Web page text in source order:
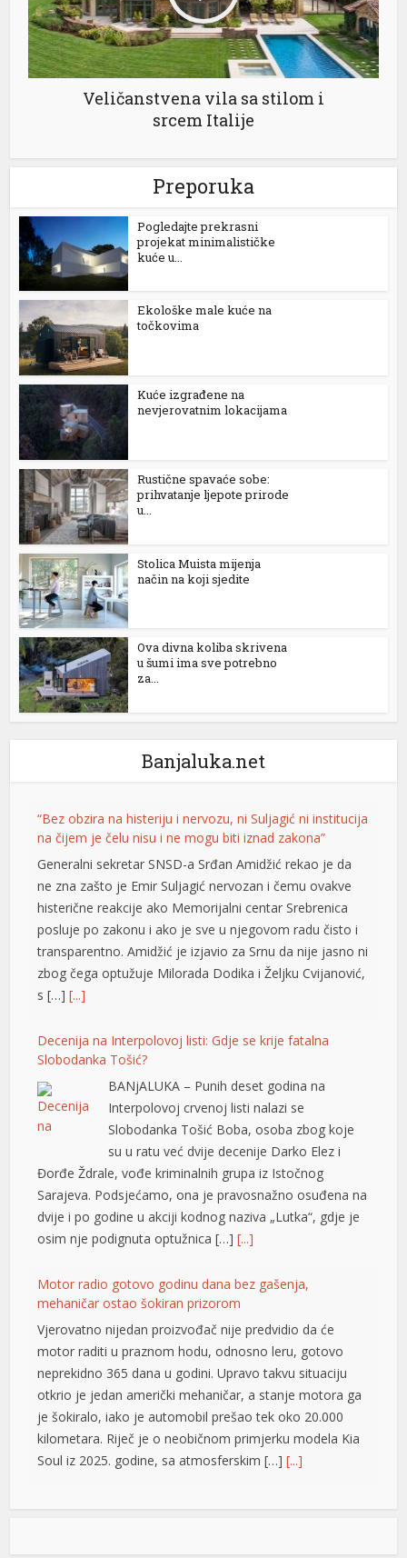
Veličanstvena vila sa stilom i
srcem Italije
Preporuka
Pogledajte prekrasni
projekat minimalističke
kuće u...
Ekološke male kuće na
točkovima
Kuće izgrađene na
nevjerovatnim lokacijama
Rustične spavaće sobe:
prihvatanje ljepote prirode
u...
Stolica Muista mijenja
način na koji sjedite
Ova divna koliba skrivena
u šumi ima sve potrebno
za...
Banjaluka.net
“Bez obzira na histeriju i nervozu, ni Suljagić ni institucija
na čijem je čelu nisu i ne mogu biti iznad zakona”
Generalni sekretar SNSD-a Srđan Amidžić rekao je da
ne zna zašto je Emir Suljagić nervozan i čemu ovakve
histerične reakcije ako Memorijalni centar Srebrenica
posluje po zakonu i ako je sve u njegovom radu čisto i
transparentno. Amidžić je izjavio za Srnu da nije jasno ni
zbog čega optužuje Milorada Dodika i Željku Cvijanović,
s […][...]
Decenija na Interpolovoj listi: Gdje se krije fatalna
Slobodanka Tošić?
BANjALUKA – Punih deset godina na
Interpolovoj crvenoj listi nalazi se
Slobodanka Tošić Boba, osoba zbog koje
su u ratu već dvije decenije Darko Elez i
Đorđe Ždrale, vođe kriminalnih grupa iz Istočnog
Sarajeva. Podsjećamo, ona je pravosnažno osuđena na
dvije i po godine u akciji kodnog naziva „Lutka“, gdje je
osim nje podignuta optužnica […][...]
Motor radio gotovo godinu dana bez gašenja,
mehaničar ostao šokiran prizorom
Vjerovatno nijedan proizvođač nije predvidio da će
motor raditi u praznom hodu, odnosno leru, gotovo
neprekidno 365 dana u godini. Upravo takvu situaciju
otkrio je jedan američki mehaničar, a stanje motora ga
je šokiralo, iako je automobil prešao tek oko 20.000
kilometara. Riječ je o neobičnom primjerku modela Kia
Soul iz 2025. godine, sa atmosferskim […][...]
Rad objavljen u Harvardovom pravnom časopisu: Visoki
Visoki predstavnik u BiH nije nikad bio ovlašten da